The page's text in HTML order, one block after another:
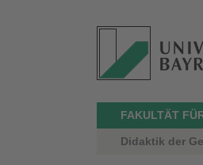
FAKULTÄT
Didaktik der